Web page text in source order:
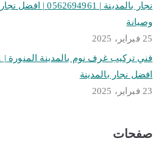
نجار بالمدينة |
وصيانة
25 فبراير، 2025
افضل نجار بالمدينة
23 فبراير، 2025
صفحات